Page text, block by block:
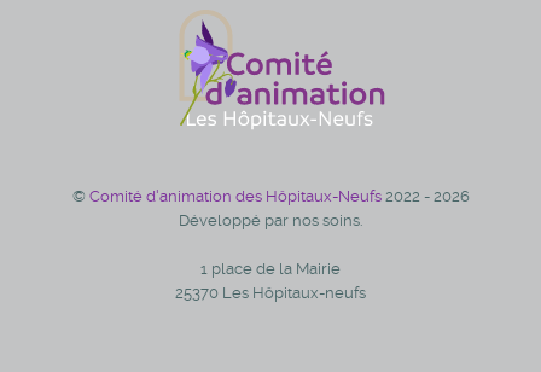
© Comité d'animation des Hôpitaux-Neufs 2022 - 2026
Développé par nos soins.
1 place de la Mairie
25370 Les Hôpitaux-neufs